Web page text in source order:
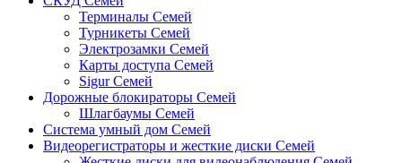
Терминалы Семей
Турникеты Семей
Электрозамки Семей
Карты доступа Семей
Sigur Семей
Дорожные блокираторы Семей
Шлагбаумы Семей
Система умный дом Семей
Видеорегистраторы и жесткие диски Семей